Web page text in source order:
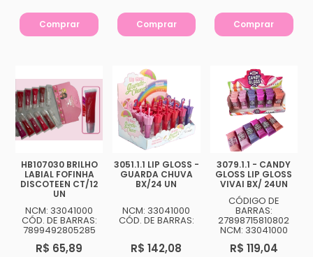
Comprar Comprar Comprar
HB107030 BRILHO
LABIAL FOFINHA
DISCOTEEN CT/12
UN
NCM: 33041000
CÓD. DE BARRAS:
7899492805285
R$ 65,89
3051.1.1 LIP GLOSS -
GUARDA CHUVA
BX/24 UN
NCM: 33041000
CÓD. DE BARRAS:
R$ 142,08
3079.1.1 - CANDY
GLOSS LIP GLOSS
VIVAI BX/ 24UN
CÓDIGO DE
BARRAS:
27898715810802
NCM: 33041000
R$ 119,04